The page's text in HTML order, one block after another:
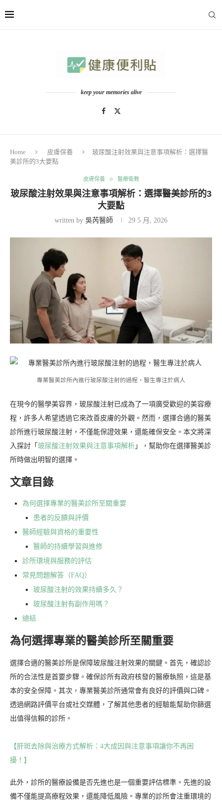
keep your memories alive
Home 皮膚保養
玻尿酸注射效果與注意事項解析：選擇醫
美診所的3大要點
皮膚保養 醫療衛教
玻尿酸注射效果與注意事項解析：選擇醫美診所的3
大要點
written by 吳芮醫師 29 5 月, 2026
專業醫美診所內進行玻尿酸注射的過程，醫生專注於病人
在現今的醫學美容界，玻尿酸注射已成為了一項廣受歡迎的美容療
程，許多人希望透過它來改善皮膚的外觀。然而，選擇合適的醫美
診所進行玻尿酸注射，不僅能保證效果，還能確保安全。本文將深
入探討「 玻尿酸注射效果與注意事項解析 」，幫助你在選擇醫美診
所時做出明智的選擇。
文章目錄
為何選擇專業的醫美診所至關重要
患者的反饋與評價
醫師經驗與資格的重要性
醫師的持續學習與進修
診所環境與服務的評估
常見問題解答（FAQ）
玻尿酸注射的效果持續多久？
玻尿酸注射有副作用嗎？
總結
為何選擇專業的醫美診所至關重要
選擇合適的醫美診所是保障玻尿酸注射效果的關鍵。首先，確認診
所的合法性是首要步驟。確保診所有政府核發的醫療執照，這是基
本的安全保障。其次，專業醫美診所通常會有良好的評價與口碑。
透過網路評價平台或社交媒體，了解其他患者的經驗能幫助你篩選
出值得信賴的診所。
【肝斑去除與治療方式解析：4大成因與注意事項讓你不再困
擾！】
此外，診所的醫療設備是否先進也是一個重要評估標準。先進的設
備不僅能提高療程效果，還能降低風險。專業的診所會注重環境的